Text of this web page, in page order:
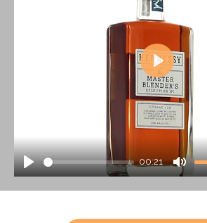
Play
00:21
Mute
Play